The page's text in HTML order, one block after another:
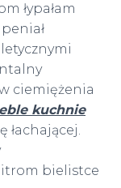
łypałam
ciemiężenia
kuchnie
bielistce